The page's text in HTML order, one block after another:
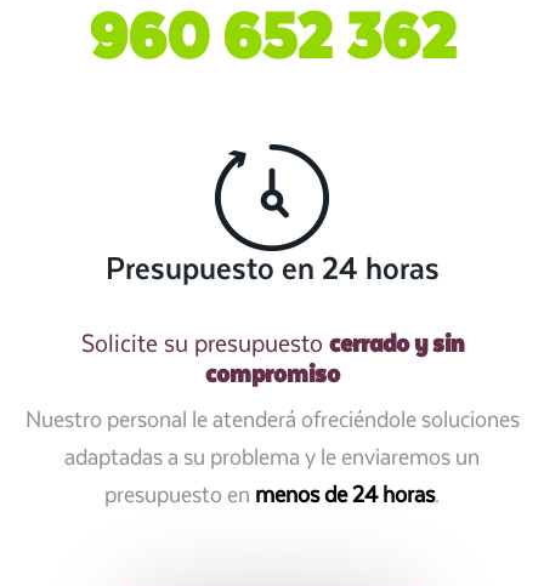
960 652 362
Presupuesto en 24 horas
Solicite su presupuesto cerrado y sin
compromiso
Nuestro personal le atenderá ofreciéndole soluciones
adaptadas a su problema y le enviaremos un
presupuesto en menos de 24 horas.